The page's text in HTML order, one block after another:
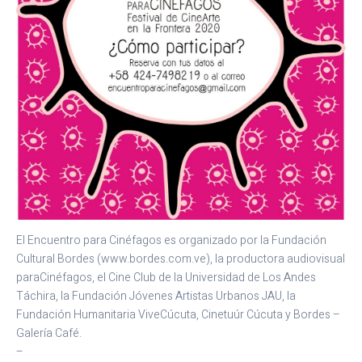
El Encuentro para Cinéfagos es organizado por la Fundación
Cultural Bordes (www.bordes.com.ve), la productora audiovisual
paraCinéfagos, el Cine Club de la Universidad de Los Andes
Táchira, la Fundación Jóvenes Artistas Urbanos JAU, la
Fundación Humanitaria ViveCúcuta, Cinetuúr Cúcuta y Bordes –
Galería Café.
–